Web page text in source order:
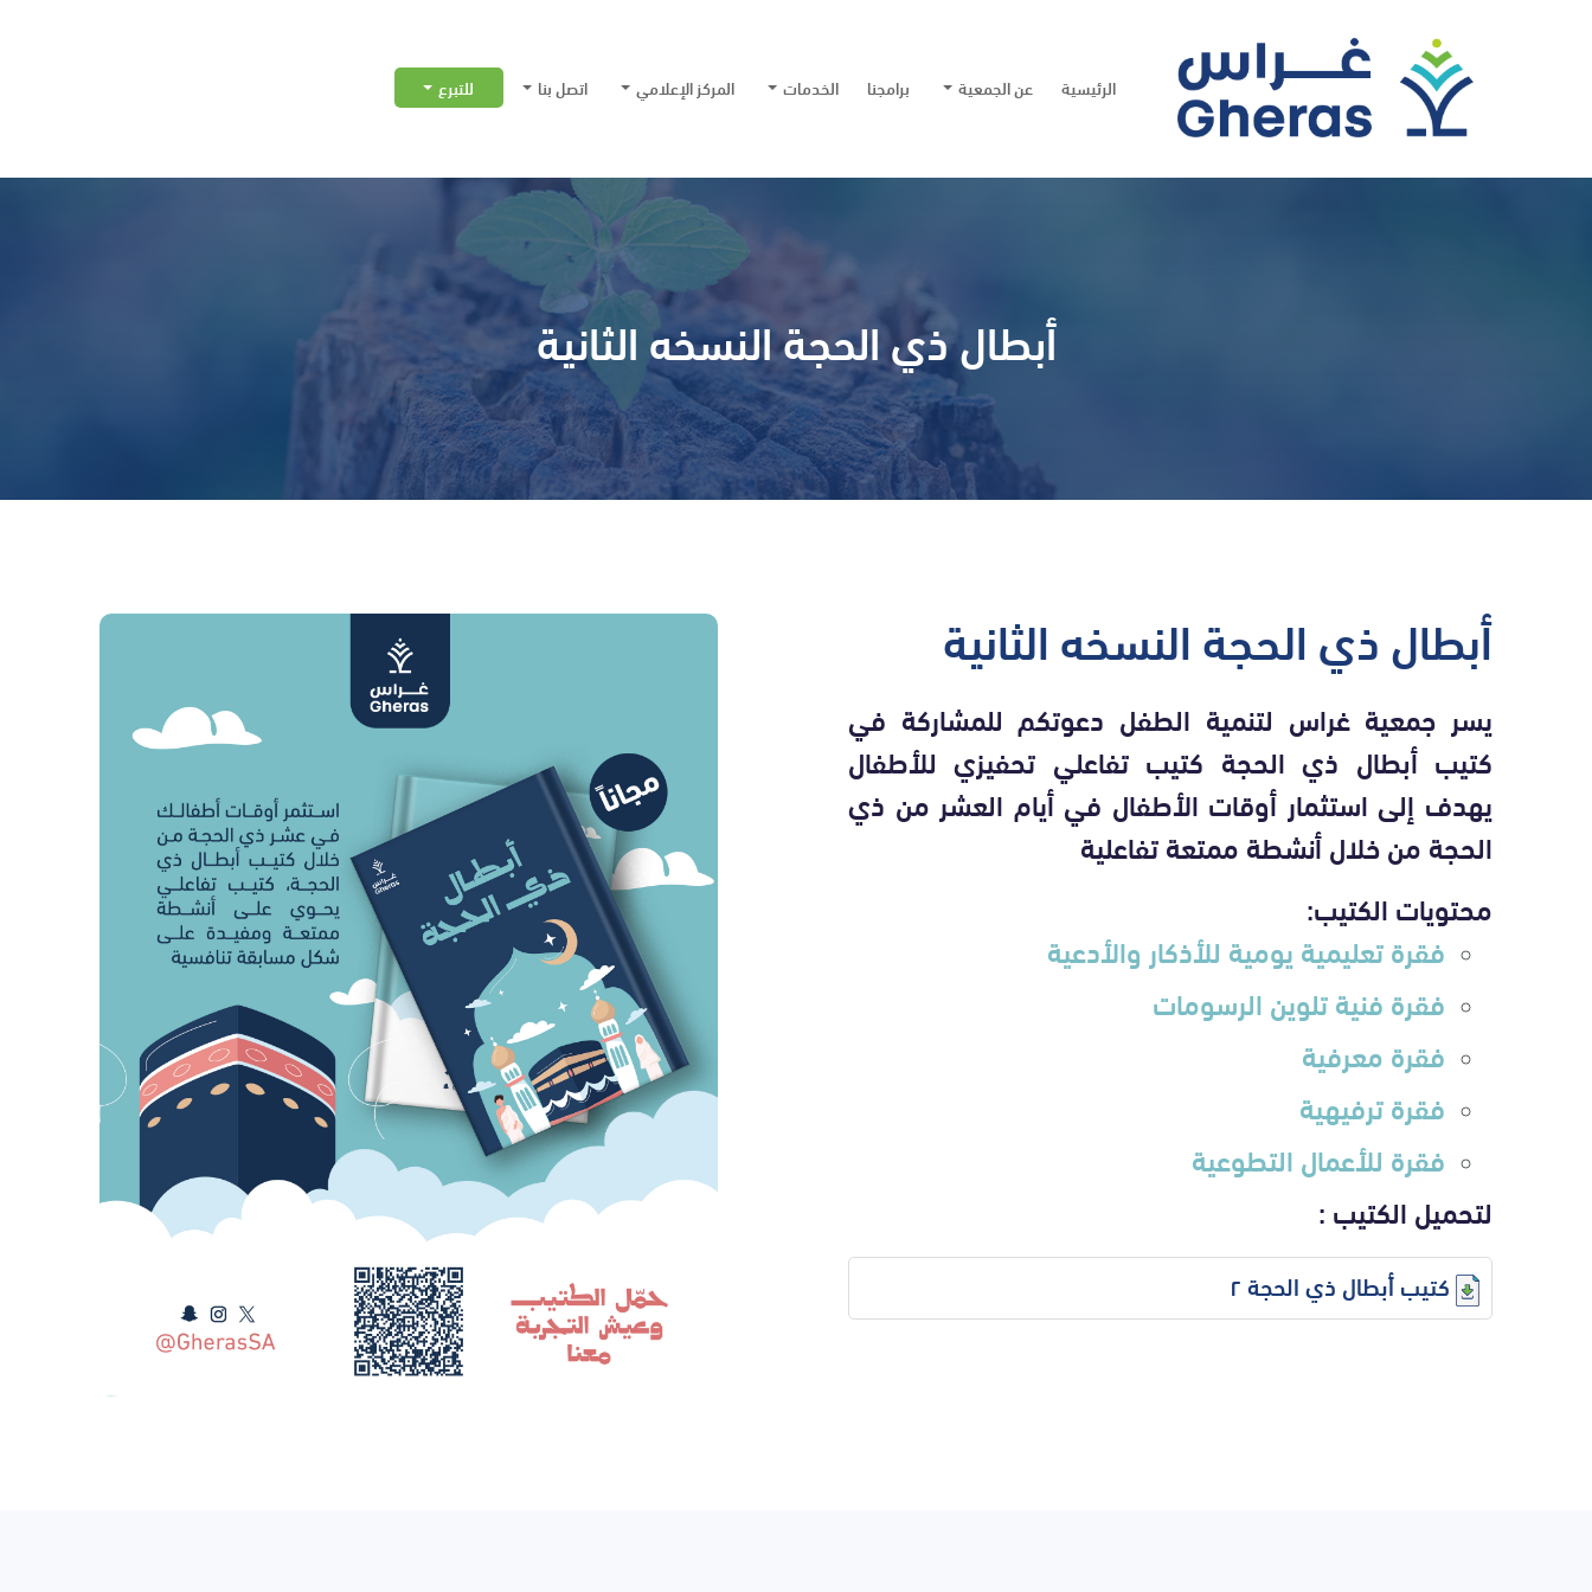
الرئيسية عن الجمعية برامجنا الخدمات المركز الإعلامي اتصل بنا للتبرع
أبطال ذي الحجة النسخه الثانية
أبطال ذي الحجة النسخه الثانية
يسر جمعية غراس لتنمية الطفل دعوتكم للمشاركة في
كتيب أبطال ذي الحجة كتيب تفاعلي تحفيزي للأطفال
يهدف إلى استثمار أوقات الأطفال في أيام العشر من ذي
الحجة من خلال أنشطة ممتعة تفاعلية
محتويات الكتيب:
فقرة تعليمية يومية للأذكار والأدعية
فقرة فنية تلوين الرسومات
فقرة معرفية
فقرة ترفيهية
فقرة للأعمال التطوعية
لتحميل الكتيب :
كتيب أبطال ذي الحجة ٢